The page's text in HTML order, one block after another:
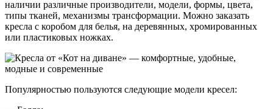
наличии различные производители, модели, формы, цвета,
типы тканей, механизмы трансформации. Можно заказать
кресла с коробом для белья, на деревянных, хромированных
или пластиковых ножках.
Популярностью пользуются следующие модели кресел: